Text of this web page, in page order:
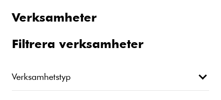
Verksamheter
Filtrera verksamheter
Verksamhetstyp